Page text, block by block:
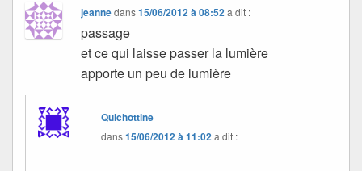
jeannedans15/06/2012 à 08:52 a dit :
passage
et ce qui laisse passer la lumière
apporte un peu de lumière
Quichottine
dans15/06/2012 à 11:02a dit :